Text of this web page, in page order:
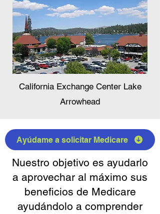
California Exchange Center Lake
Arrowhead
Ayúdame a solicitar Medicare
Nuestro objetivo es ayudarlo
a aprovechar al máximo sus
beneficios de Medicare
ayudándolo a comprender